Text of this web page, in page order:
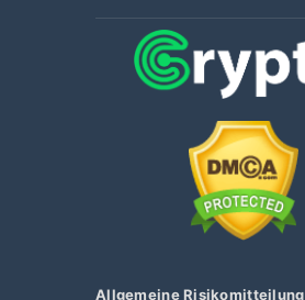
Allgemeine Risikomitteilung